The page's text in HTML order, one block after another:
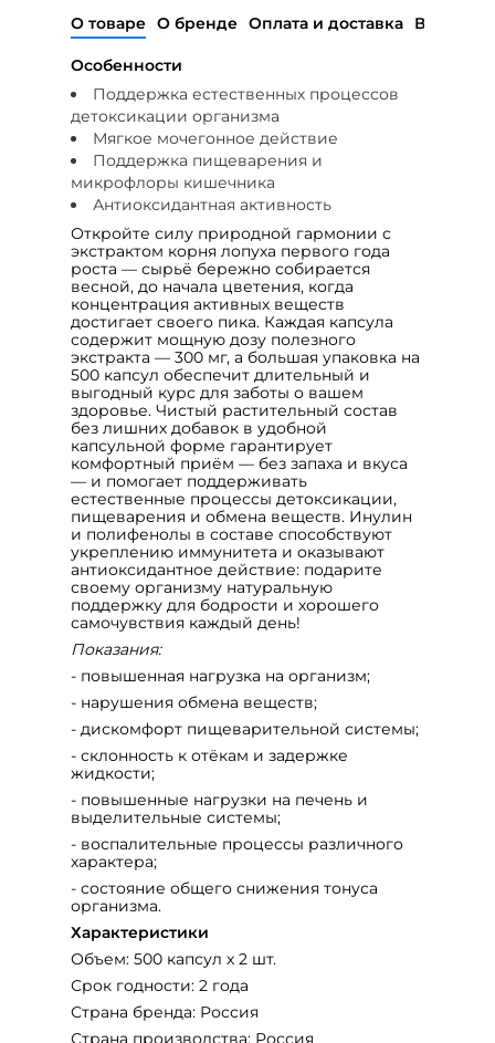
О товаре О бренде Оплата и доставка Возврат
Особенности
Поддержка естественных процессов
детоксикации организма
Мягкое мочегонное действие
Поддержка пищеварения и
микрофлоры кишечника
Антиоксидантная активность
Откройте силу природной гармонии с
экстрактом корня лопуха первого года
роста — сырьё бережно собирается
весной, до начала цветения, когда
концентрация активных веществ
достигает своего пика. Каждая капсула
содержит мощную дозу полезного
экстракта — 300 мг, а большая упаковка на
500 капсул обеспечит длительный и
выгодный курс для заботы о вашем
здоровье. Чистый растительный состав
без лишних добавок в удобной
капсульной форме гарантирует
комфортный приём — без запаха и вкуса
— и помогает поддерживать
естественные процессы детоксикации,
пищеварения и обмена веществ. Инулин
и полифенолы в составе способствуют
укреплению иммунитета и оказывают
антиоксидантное действие: подарите
своему организму натуральную
поддержку для бодрости и хорошего
самочувствия каждый день!
Показания:
- повышенная нагрузка на организм;
- нарушения обмена веществ;
- дискомфорт пищеварительной системы;
- склонность к отёкам и задержке
жидкости;
- повышенные нагрузки на печень и
выделительные системы;
- воспалительные процессы различного
характера;
- состояние общего снижения тонуса
организма.
Характеристики
Объем: 500 капсул х 2 шт.
Срок годности: 2 года
Страна бренда: Россия
Страна производства: Россия